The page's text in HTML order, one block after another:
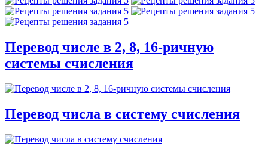
Перевод числе в 2, 8, 16-ричную
системы счисления
Перевод числа в систему счисления